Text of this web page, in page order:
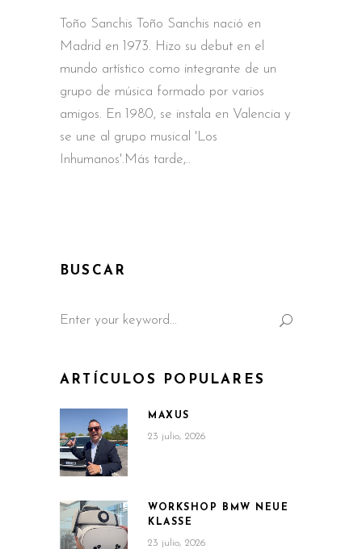
Toño Sanchis Toño Sanchis nació en
Madrid en 1973. Hizo su debut en el
mundo artístico como integrante de un
grupo de música formado por varios
amigos. En 1980, se instala en Valencia y
se une al grupo musical 'Los
Inhumanos'.Más tarde,
BUSCAR
for:
ARTÍCULOS POPULARES
MAXUS
23 julio, 2026
WORKSHOP BMW NEUE
KLASSE
23 julio, 2026